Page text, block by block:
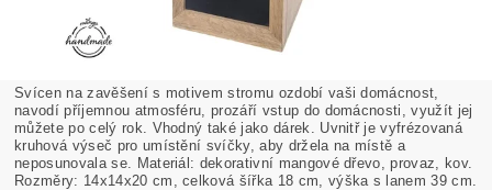
Svícen na zavěšení s motivem stromu ozdobí vaši domácnost,
navodí příjemnou atmosféru, prozáří vstup do domácnosti, využít jej
můžete po celý rok. Vhodný také jako dárek. Uvnitř je vyfrézovaná
kruhová výseč pro umístění svíčky, aby držela na místě a
neposunovala se. Materiál: dekorativní mangové dřevo, provaz, kov.
Rozměry: 14x14x20 cm, celková šířka 18 cm, výška s lanem 39 cm.